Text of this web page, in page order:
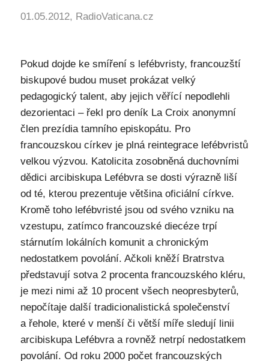
01.05.2012, RadioVaticana.cz
Pokud dojde ke smíření s lefébvristy, francouzští
biskupové budou muset prokázat velký
pedagogický talent, aby jejich věřící nepodlehli
dezorientaci – řekl pro deník La Croix anonymní
člen prezídia tamního episkopátu. Pro
francouzskou církev je plná reintegrace lefébvristů
velkou výzvou. Katolicita zosobněná duchovními
dědici arcibiskupa Lefébvra se dosti výrazně liší
od té, kterou prezentuje většina oficiální církve.
Kromě toho lefébvristé jsou od svého vzniku na
vzestupu, zatímco francouzské diecéze trpí
stárnutím lokálních komunit a chronickým
nedostatkem povolání. Ačkoli kněží Bratrstva
představují sotva 2 procenta francouzského kléru,
je mezi nimi až 10 procent všech neopresbyterů,
nepočítaje další tradicionalistická společenství
a řehole, které v menší či větší míře sledují linii
arcibiskupa Lefébvra a rovněž netrpí nedostatkem
povolání. Od roku 2000 počet francouzských